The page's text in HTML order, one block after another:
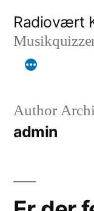
content
Radiovært
Author
admin